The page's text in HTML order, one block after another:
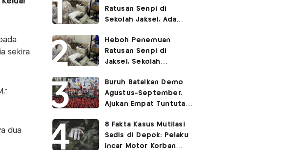
sekira
dua
Ratusan Senpi di
Sekolah Jaksel, Ada
Ruang Bunker
Heboh Penemuan
Ratusan Senpi di
Jaksel, Sekolah
Kegiatan Eskul
Menembak
Buruh Batalkan Demo
Agustus-September,
Ajukan Empat Tuntutan
8 Fakta Kasus Mutilasi
Sadis di Depok: Pelaku
Incar Motor Korban